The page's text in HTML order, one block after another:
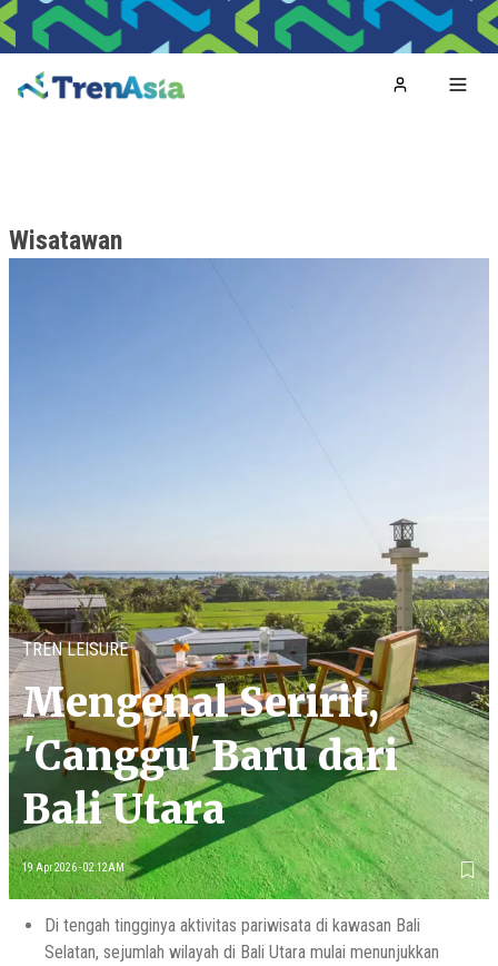
Home
Wisatawan
TREN LEISURE
Mengenal Seririt,
'Canggu' Baru dari
Bali Utara
19 Apr 2026 - 02:12AM
Di tengah tingginya aktivitas pariwisata di kawasan Bali
Selatan, sejumlah wilayah di Bali Utara mulai menunjukkan